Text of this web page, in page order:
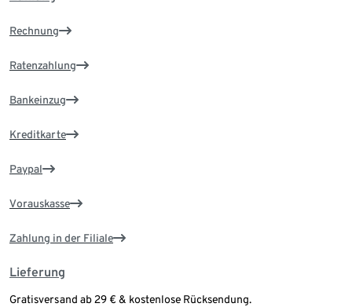
Rechnung
Ratenzahlung
Bankeinzug
Kreditkarte
Paypal
Vorauskasse
Zahlung in der Filiale
Lieferung
Gratisversand ab 29 € & kostenlose Rücksendung.